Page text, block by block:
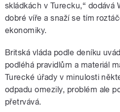
skládkách v Turecku,“ dodává
dobré víře a snaží se tím
ekonomiky.
Britská vláda podle deníku
podléhá pravidlům a materiál
Turecké úřady v minulosti
odpadu omezily, problém ale
přetrvává.